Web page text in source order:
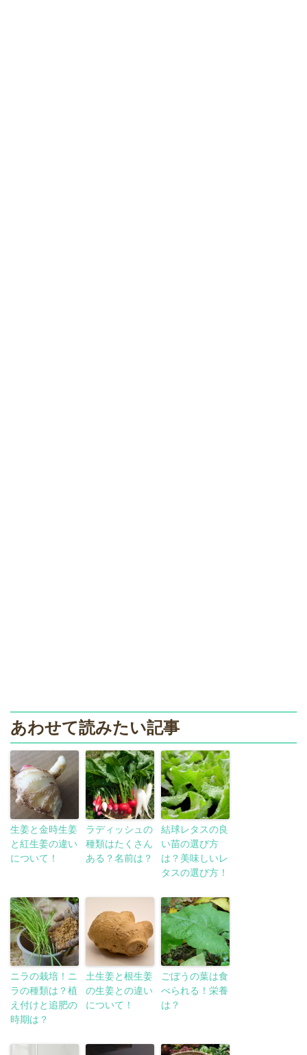
あわせて読みたい記事
生姜と金時生姜
と紅生姜の違い
について！
ラディッシュの
種類はたくさん
ある？名前は？
結球レタスの良
い苗の選び方
は？美味しいレ
タスの選び方！
ニラの栽培！ニ
ラの種類は？植
え付けと追肥の
時期は？
土生姜と根生姜
の生姜との違い
について！
ごぼうの葉は食
べられる！栄養
は？